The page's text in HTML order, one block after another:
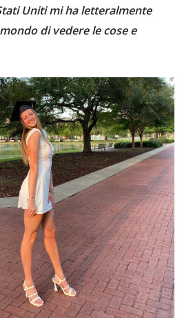
Uniti mi ha letteralmente
di vedere le cose e